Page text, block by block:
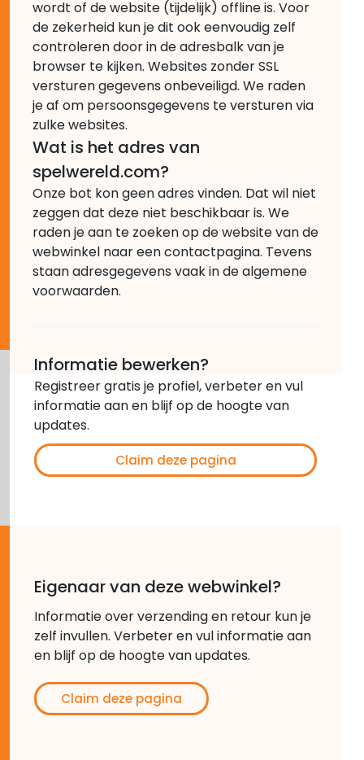
wordt of de website (tijdelijk) offline is. Voor
de zekerheid kun je dit ook eenvoudig zelf
controleren door in de adresbalk van je
browser te kijken. Websites zonder SSL
versturen gegevens onbeveiligd. We raden
je af om persoonsgegevens te versturen via
zulke websites.
Wat is het adres van
spelwereld.com?
Onze bot kon geen adres vinden. Dat wil niet
zeggen dat deze niet beschikbaar is. We
raden je aan te zoeken op de website van de
webwinkel naar een contactpagina. Tevens
staan adresgegevens vaak in de algemene
voorwaarden.
Informatie bewerken?
Registreer gratis je profiel, verbeter en vul
informatie aan en blijf op de hoogte van
updates.
Claim deze pagina
Eigenaar van deze webwinkel?
Informatie over verzending en retour kun je
zelf invullen. Verbeter en vul informatie aan
en blijf op de hoogte van updates.
Claim deze pagina